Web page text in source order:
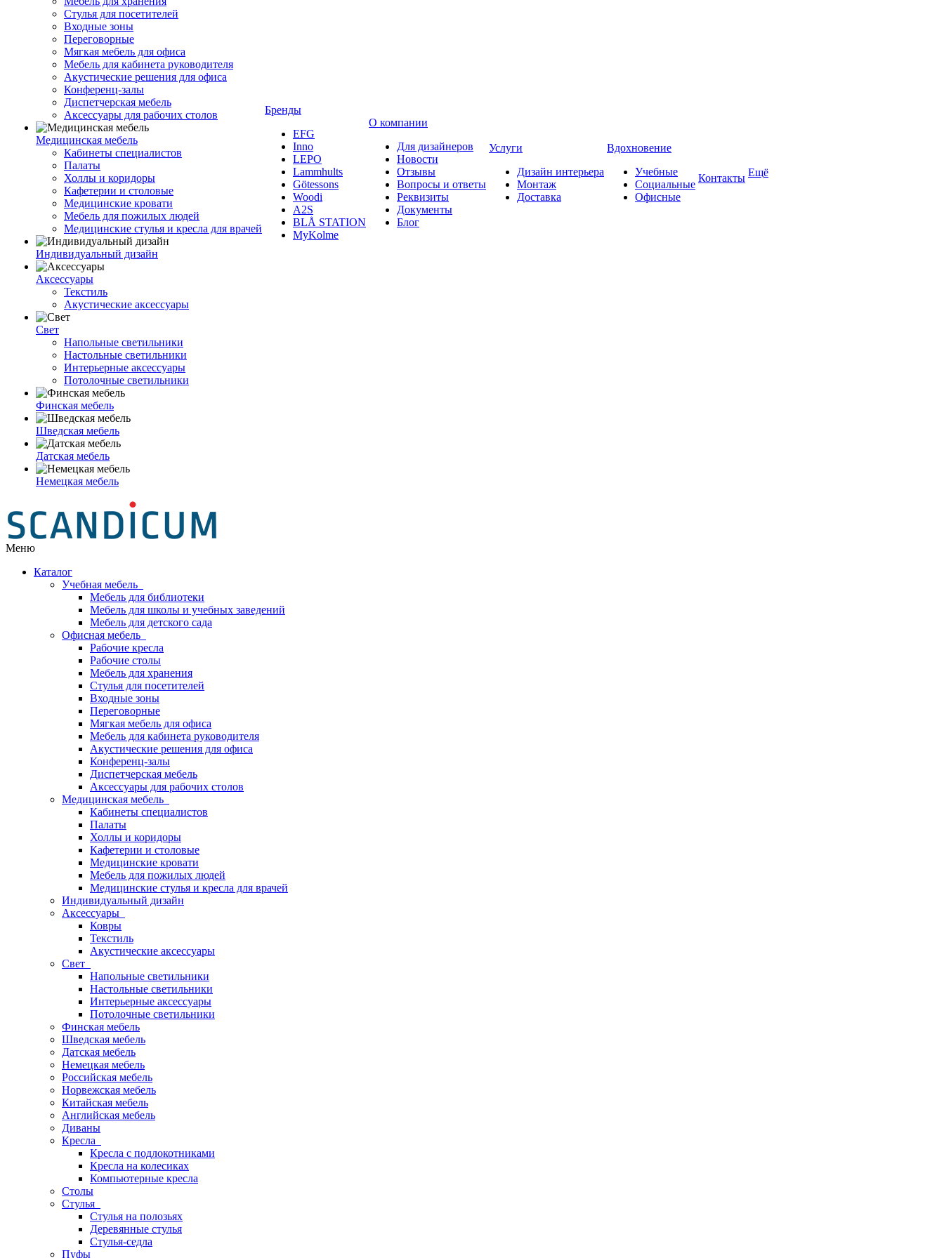
Стулья для посетителей
Входные зоны
Переговорные
Мягкая мебель для офиса
Мебель для кабинета руководителя
Акустические решения для офиса
Конференц-залы
Диспетчерская мебель
Аксессуары для рабочих столов
Медицинская мебель
Кабинеты специалистов
Палаты
Холлы и коридоры
Кафетерии и столовые
Медицинские кровати
Мебель для пожилых людей
Медицинские стулья и кресла для врачей
Индивидуальный дизайн
Аксессуары
Текстиль
Акустические аксессуары
Свет
Напольные светильники
Настольные светильники
Интерьерные аксессуары
Потолочные светильники
Финская мебель
Шведская мебель
Датская мебель
Немецкая мебель
Бренды
EFG
Inno
LEPO
Lammhults
Götessons
Woodi
A2S
BLÅ STATION
MyKolme
О компании
Для дизайнеров
Новости
Отзывы
Вопросы и ответы
Реквизиты
Документы
Блог
Услуги
Дизайн интерьера
Монтаж
Доставка
Вдохновение
Учебные
Социальные
Офисные
Контакты Ещё
Меню
Каталог
Учебная мебель
Мебель для библиотеки
Мебель для школы и учебных заведений
Мебель для детского сада
Офисная мебель
Рабочие кресла
Рабочие столы
Мебель для хранения
Стулья для посетителей
Входные зоны
Переговорные
Мягкая мебель для офиса
Мебель для кабинета руководителя
Акустические решения для офиса
Конференц-залы
Диспетчерская мебель
Аксессуары для рабочих столов
Медицинская мебель
Кабинеты специалистов
Палаты
Холлы и коридоры
Кафетерии и столовые
Медицинские кровати
Мебель для пожилых людей
Медицинские стулья и кресла для врачей
Индивидуальный дизайн
Аксессуары
Ковры
Текстиль
Акустические аксессуары
Свет
Напольные светильники
Настольные светильники
Интерьерные аксессуары
Потолочные светильники
Финская мебель
Шведская мебель
Датская мебель
Немецкая мебель
Российская мебель
Норвежская мебель
Китайская мебель
Английская мебель
Диваны
Кресла
Кресла с подлокотниками
Кресла на колесиках
Компьютерные кресла
Столы
Стулья
Стулья на полозьях
Деревянные стулья
Стулья-седла
Пуфы